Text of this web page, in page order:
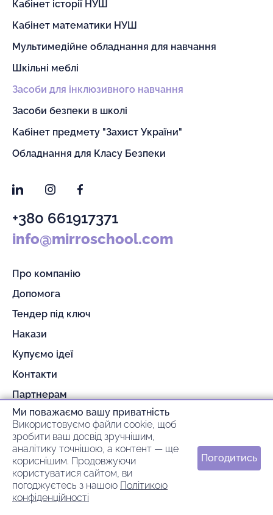
Кабінет історії НУШ
Кабінет математики НУШ
Мультимедійне обладнання для навчання
Шкільні меблі
Засоби для інклюзивного навчання
Засоби безпеки в школі
Кабінет предмету "Захист України"
Обладнання для Класу Безпеки
LinkedInInstagramFacebook
+380 661917371
info@mirroschool.com
Про компанію
Допомога
Тендер під ключ
Накази
Купуємо ідеї
Контакти
Партнерам
Гарантія та повернення
Оплата та доставка
© 2026 mirroschool
Зроблено вideil.
Ми поважаємо вашу приватність
Використовуємо файли cookie, щоб
зробити ваш досвід зручнішим,
аналітику точнішою, а контент — ще
кориснішим. Продовжуючи
користуватися сайтом, ви
погоджуєтесь з нашою Політикою
конфіденційності
Погодитись